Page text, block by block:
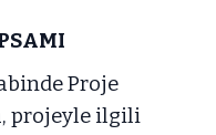
Proje
projeyle ilgili